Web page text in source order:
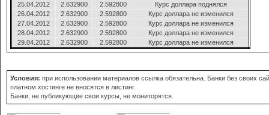
25.04.2012
2.632900 2.592800
Курс доллара поднялся
26.04.2012
2.632900 2.592800
Курс доллара не изменился
27.04.2012
2.632900 2.592800
Курс доллара не изменился
28.04.2012
2.632900 2.592800
Курс доллара не изменился
29.04.2012
2.632900 2.592800 Курс доллара не изменился
Условия: при использовании материалов ссылка обязательна. Банки без своих
платном хостинге не вносятся в листинг.
Банки, не публикующие свои курсы, не мониторятся.